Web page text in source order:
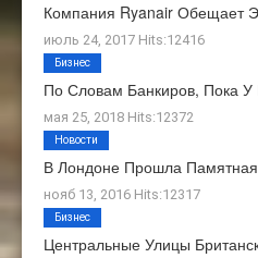
Компания Ryanair Обещает
июль 24, 2017 Hits:12416
По Словам Банкиров, Пока
мая 25, 2018 Hits:12372
Бизнес
В Лондоне Прошла
нояб 13, 2016 Hits:12317
Новости
Центральные Улицы
Бизнес